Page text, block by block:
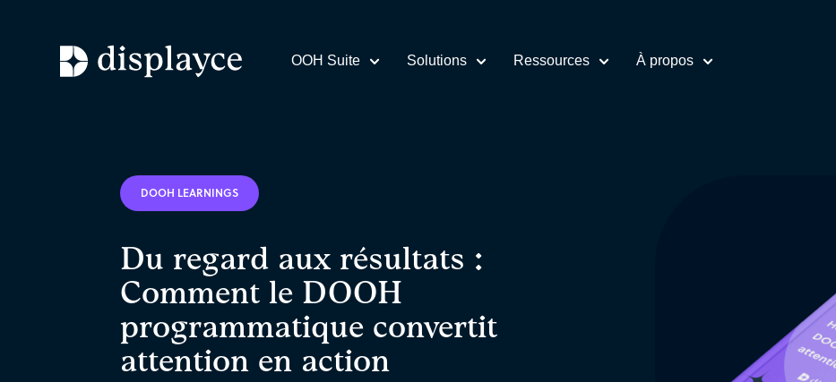
OOH Suite Solutions Ressources À propos
DOOH LEARNINGS
Du regard aux résultats :
Comment le DOOH
programmatique convertit
attention en action